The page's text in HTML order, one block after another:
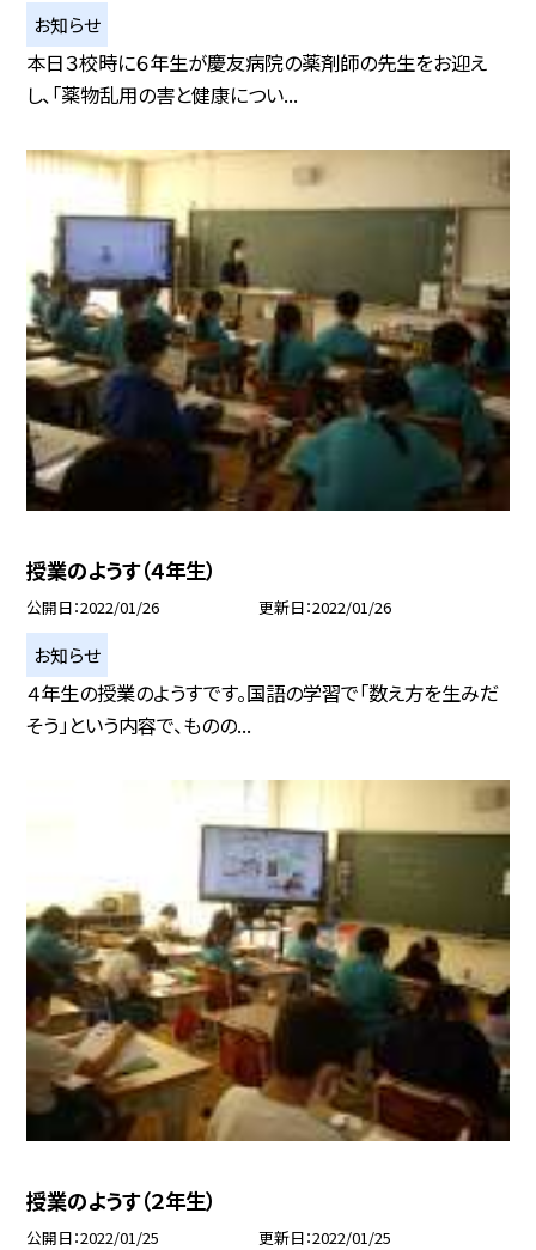
お知らせ
本日３校時に６年生が慶友病院の薬剤師の先生をお迎え
し、「薬物乱用の害と健康につい...
授業のようす（４年生）
公開日 2022/01/26 更新日 2022/01/26
お知らせ
４年生の授業のようすです。国語の学習で「数え方を生みだ
そう」という内容で、ものの...
授業のようす（２年生）
公開日 2022/01/25 更新日 2022/01/25